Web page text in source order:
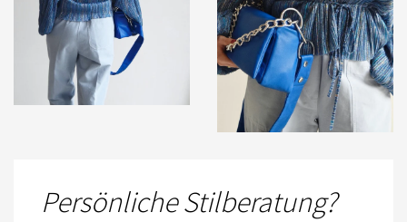
Persönliche Stilberatung?